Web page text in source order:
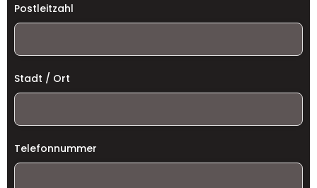
Postleitzahl
Stadt / Ort
Telefonnummer